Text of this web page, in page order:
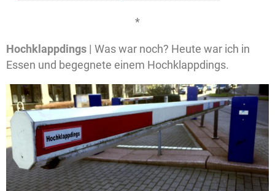
*
Hochklappdings | Was war noch? Heute war ich in
Essen und begegnete einem Hochklappdings.